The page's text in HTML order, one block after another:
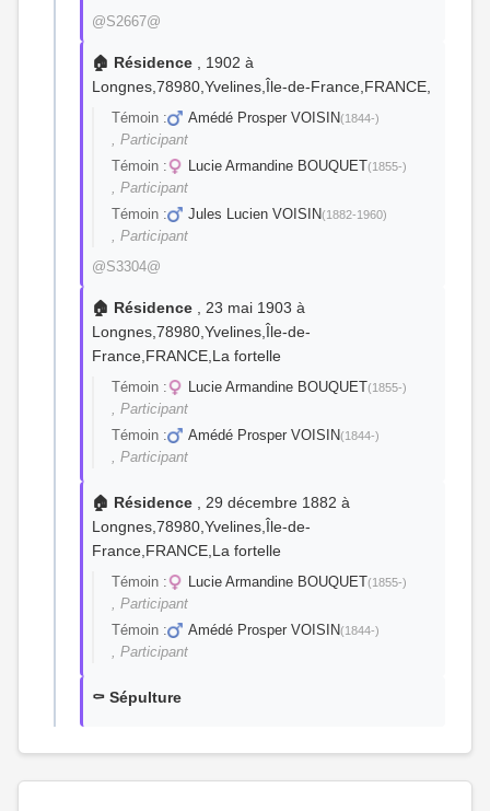
@S2667@
🏠 Résidence , 1902 à
Longnes,78980,Yvelines,Île-de-France,FRANCE,
Témoin : Amédé Prosper VOISIN(1844-)
, Participant
Témoin :
Lucie Armandine BOUQUET(1855-)
, Participant
Témoin :
Jules Lucien VOISIN(1882-1960)
, Participant
@S3304@
🏠 Résidence , 23 mai 1903 à
Longnes,78980,Yvelines,Île-de-
France,FRANCE,La fortelle
Témoin : Lucie Armandine BOUQUET(1855-)
, Participant
Témoin :
Amédé Prosper VOISIN(1844-)
, Participant
🏠 Résidence , 29 décembre 1882 à
Longnes,78980,Yvelines,Île-de-
France,FRANCE,La fortelle
Témoin : Lucie Armandine BOUQUET(1855-)
, Participant
Témoin :
Amédé Prosper VOISIN(1844-)
, Participant
⚰️ Sépulture